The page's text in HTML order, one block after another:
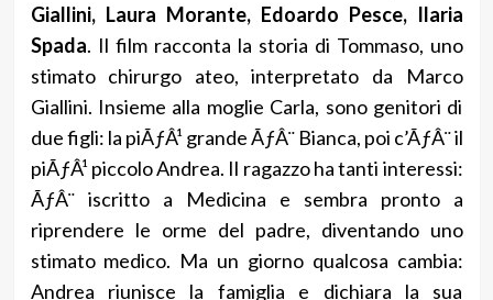
Giallini, Laura Morante, Edoardo Pesce, Ilaria
Spada. Il film racconta la storia di Tommaso, uno
stimato chirurgo ateo, interpretato da Marco
Giallini. Insieme alla moglie Carla, sono genitori di
due figli: la piÃƒÂ¹ grande ÃƒÂ¨ Bianca, poi c’ÃƒÂ¨ il
piÃƒÂ¹ piccolo Andrea. Il ragazzo ha tanti interessi:
ÃƒÂ¨ iscritto a Medicina e sembra pronto a
riprendere le orme del padre, diventando uno
stimato medico. Ma un giorno qualcosa cambia:
Andrea riunisce la famiglia e dichiara la sua